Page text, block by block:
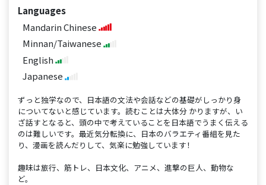
Languages
Mandarin Chinese
Minnan/Taiwanese
English
Japanese
ずっと独学なので、日本語の文法や会話などの基礎がしっかり身
についてないと感じています。読むことは大体分 かりますが、い
ざ話すとなると、頭の中で考えていることを日本語でうまく伝える
のは難しいです。最近気分転換に、日本のバラエティ番組を見た
り、漫画を読んだりして、気楽に勉強しています！
趣味は旅行、筋トレ、日本文化、アニメ、進撃の巨人、動物な
ど。